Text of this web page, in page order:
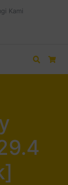
Kami
Search